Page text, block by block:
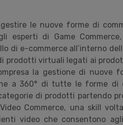
le nuove forme di
esperti di Game
di e-commerce all’interno
prodotti virtuali legati ai
la gestione di nuove
a 360° di tutte le forme di
di prodotti partendo
Commerce, una skill
video che consentono